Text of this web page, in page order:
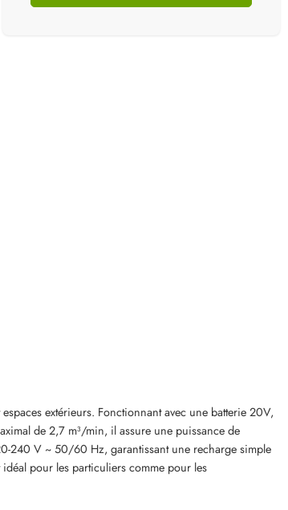
extérieurs. Fonctionnant avec une batterie 20V,
de 2,7 m³/min, il assure une puissance de
240 V ~ 50/60 Hz, garantissant une recharge simple
pour les particuliers comme pour les